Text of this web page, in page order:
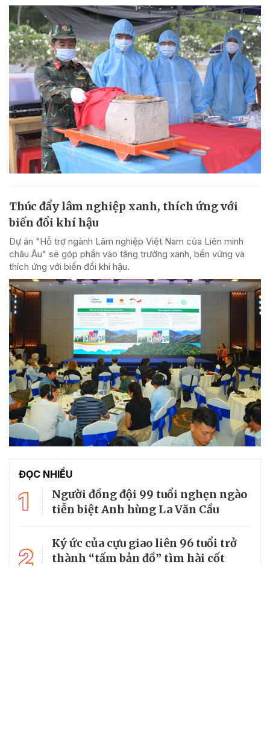
Thúc đẩy lâm nghiệp xanh, thích ứng với
biến đổi khí hậu
Dự án "Hỗ trợ ngành Lâm nghiệp Việt Nam của Liên minh
châu Âu" sẽ góp phần vào tăng trưởng xanh, bền vững và
thích ứng với biến đổi khí hậu.
ĐỌC NHIỀU
1
Người đồng đội 99 tuổi nghẹn ngào
tiễn biệt Anh hùng La Văn Cầu
2
Ký ức của cựu giao liên 96 tuổi trở
thành “tấm bản đồ” tìm hài cốt